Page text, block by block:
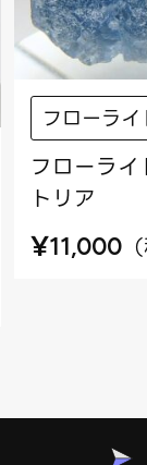
フローラ
フローラ
トリア
¥11,000 （